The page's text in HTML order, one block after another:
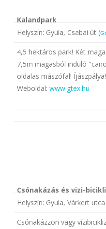
Kalandpark
Helyszín: Gyula, Csabai út (
4,5 hektáros park! Két
7,5m magasból induló
oldalas mászófal! Íjászpálya!
Weboldal: www.gtex.hu
Csónakázás és vizi-
Helyszín: Gyula, Várkert
Csónakázzon vagy